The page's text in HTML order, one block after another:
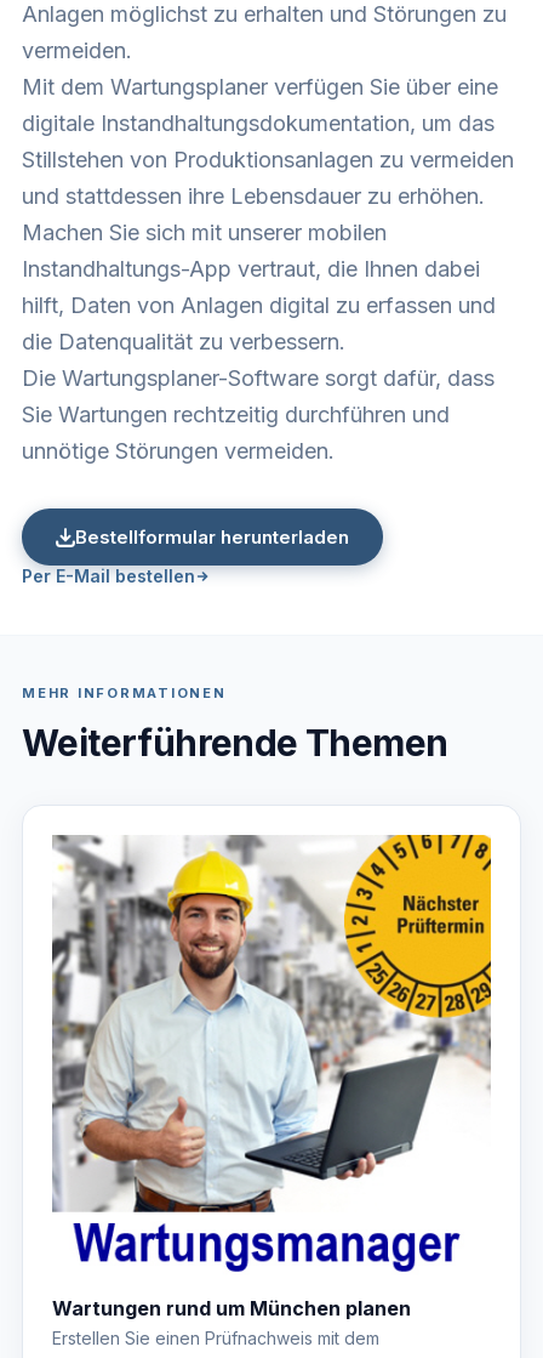
Anlagen möglichst zu erhalten und Störungen zu
vermeiden.
Mit dem Wartungsplaner verfügen Sie über eine
digitale Instandhaltungsdokumentation, um das
Stillstehen von Produktionsanlagen zu vermeiden
und stattdessen ihre Lebensdauer zu erhöhen.
Machen Sie sich mit unserer mobilen
Instandhaltungs-App vertraut, die Ihnen dabei
hilft, Daten von Anlagen digital zu erfassen und
die Datenqualität zu verbessern.
Die Wartungsplaner-Software sorgt dafür, dass
Sie Wartungen rechtzeitig durchführen und
unnötige Störungen vermeiden.
Bestellformular herunterladen
Per E-Mail bestellen
MEHR INFORMATIONEN
Weiterführende Themen
Wartungen rund um München planen
Erstellen Sie einen Prüfnachweis mit dem